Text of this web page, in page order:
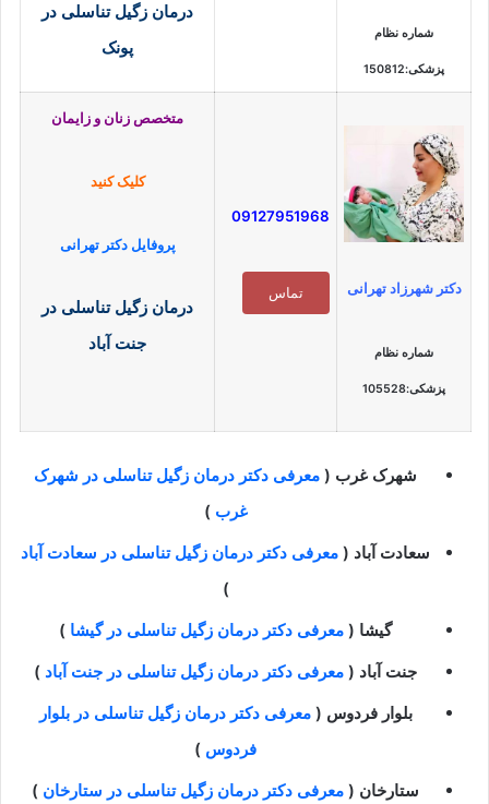
شماره نظام
پزشکی:150812
درمان زگیل تناسلی در
پونک
دکتر شهرزاد تهرانی
شماره نظام
پزشکی:105528
09127951968
تماس
متخصص زنان و زایمان
کلیک کنید
پروفایل دکتر تهرانی
درمان زگیل تناسلی در
جنت آباد
شهرک غرب ( معرفی دکتر درمان زگیل تناسلی در شهرک
غرب )
سعادت آباد ( معرفی دکتر درمان زگیل تناسلی در سعادت آباد
)
گیشا ( معرفی دکتر درمان زگیل تناسلی در گیشا )
جنت آباد ( معرفی دکتر درمان زگیل تناسلی در جنت آباد )
بلوار فردوس (معرفی دکتر درمان زگیل تناسلی در بلوار
فردوس )
ستارخان ( معرفی دکتر درمان زگیل تناسلی در ستارخان )